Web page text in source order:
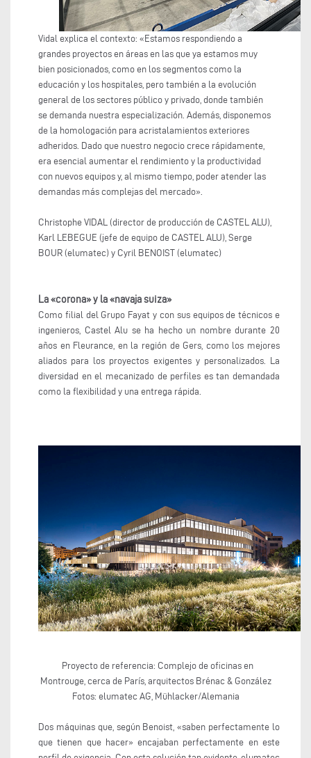
Vidal explica el contexto: «Estamos respondiendo a
grandes proyectos en áreas en las que ya estamos muy
bien posicionados, como en los segmentos como la
educación y los hospitales, pero también a la evolución
general de los sectores público y privado, donde también
se demanda nuestra especialización. Además, disponemos
de la homologación para acristalamientos exteriores
adheridos. Dado que nuestro negocio crece rápidamente,
era esencial aumentar el rendimiento y la productividad
con nuevos equipos y, al mismo tiempo, poder atender las
demandas más complejas del mercado».
Christophe VIDAL (director de producción de CASTEL ALU),
Karl LEBEGUE (jefe de equipo de CASTEL ALU), Serge
BOUR (elumatec) y Cyril BENOIST (elumatec)
La «corona» y la «navaja suiza»
Como filial del Grupo Fayat y con sus equipos de técnicos e
ingenieros, Castel Alu se ha hecho un nombre durante 20
años en Fleurance, en la región de Gers, como los mejores
aliados para los proyectos exigentes y personalizados. La
diversidad en el mecanizado de perfiles es tan demandada
como la flexibilidad y una entrega rápida.
Proyecto de referencia: Complejo de oficinas en
Montrouge, cerca de París, arquitectos Brénac & González
Fotos: elumatec AG, Mühlacker/Alemania
Dos máquinas que, según Benoist, «saben perfectamente lo
que tienen que hacer» encajaban perfectamente en este